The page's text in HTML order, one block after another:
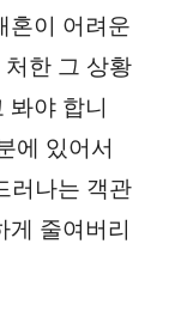
혼이 어려운
한 그 상황
봐야 합니
에 있어서
러나는 객관
게 줄여버리